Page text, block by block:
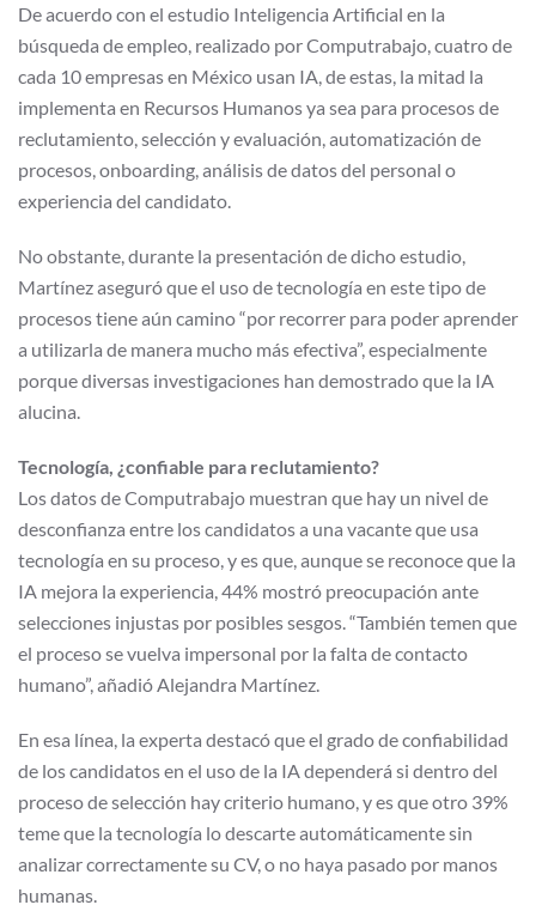
De acuerdo con el estudio Inteligencia Artificial en la
búsqueda de empleo, realizado por Computrabajo, cuatro de
cada 10 empresas en México usan IA, de estas, la mitad la
implementa en Recursos Humanos ya sea para procesos de
reclutamiento, selección y evaluación, automatización de
procesos, onboarding, análisis de datos del personal o
experiencia del candidato.
No obstante, durante la presentación de dicho estudio,
Martínez aseguró que el uso de tecnología en este tipo de
procesos tiene aún camino “por recorrer para poder aprender
a utilizarla de manera mucho más efectiva”, especialmente
porque diversas investigaciones han demostrado que la IA
alucina.
Tecnología, ¿confiable para reclutamiento?
Los datos de Computrabajo muestran que hay un nivel de
desconfianza entre los candidatos a una vacante que usa
tecnología en su proceso, y es que, aunque se reconoce que la
IA mejora la experiencia, 44% mostró preocupación ante
selecciones injustas por posibles sesgos. “También temen que
el proceso se vuelva impersonal por la falta de contacto
humano”, añadió Alejandra Martínez.
En esa línea, la experta destacó que el grado de confiabilidad
de los candidatos en el uso de la IA dependerá si dentro del
proceso de selección hay criterio humano, y es que otro 39%
teme que la tecnología lo descarte automáticamente sin
analizar correctamente su CV, o no haya pasado por manos
humanas.